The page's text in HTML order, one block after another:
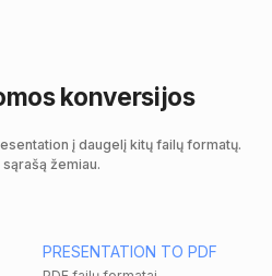
konversijos
į daugelį kitų failų formatų.
sąrašą žemiau.
PRESENTATION TO PDF